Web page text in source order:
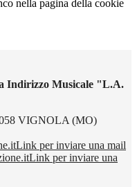
nella pagina della cookie
Indirizzo Musicale "L.A.
VIGNOLA (MO)
Link per inviare una mail
Link per inviare una